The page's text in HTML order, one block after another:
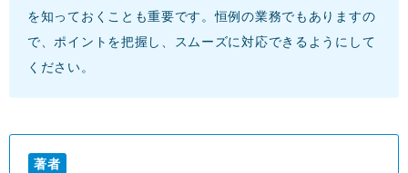
を知っておくことも重要です。恒例の業務でもありますの
で、ポイントを把握し、スムーズに対応できるようにして
ください。
著者